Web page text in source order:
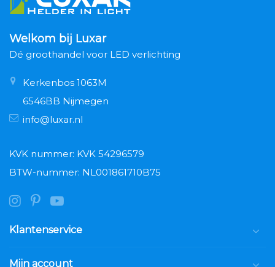
Welkom bij Luxar
Dé groothandel voor LED verlichting
Kerkenbos 1063M
6546BB Nijmegen
info@luxar.nl
KVK nummer: KVK 54296579
BTW-nummer: NL001861710B75
Klantenservice
Mijn account